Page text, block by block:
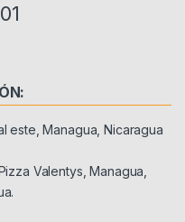
este, Managua, Nicaragua
Valentys, Managua,